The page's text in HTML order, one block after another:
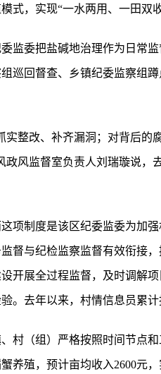
，实现“一水两用、一田双
监委把盐碱地治理作为日常
巡回督查、乡镇纪委监察组
整改、补齐漏洞；对背后的
风监督室负责人刘瑞璇说，
项制度是该区纪委监委为加
督与纪检监察监督有效衔接
开展全过程监督，及时调解
。去年以来，村情信息员累计
村（组）严格按照时间节点
养殖，预计亩均收入2600元